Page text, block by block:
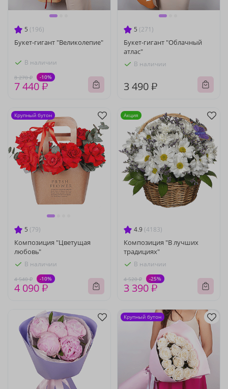
5 (196)
Букет-гигант "Великолепие"
В наличии
8 270 ₽ -10%
7 440 ₽
5 (271)
Букет-гигант "Облачный
атлас"
В наличии
3 490 ₽
5 (79)
Композиция "Цветущая
любовь"
В наличии
4 540 ₽ -10%
4 090 ₽
Крупный бутон
4.9 (4183)
Композиция "В лучших
традициях"
В наличии
4 520 ₽ -25%
3 390 ₽
Акция
Крупный бутон